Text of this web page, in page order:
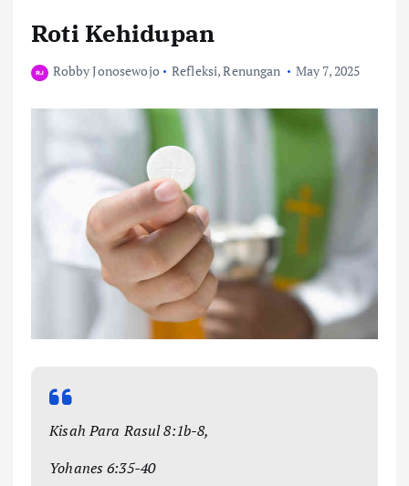
Roti Kehidupan
Robby Jonosewojo Refleksi,Renungan May 7, 2025
Kisah Para Rasul 8:1b-8,
Yohanes 6:35-40